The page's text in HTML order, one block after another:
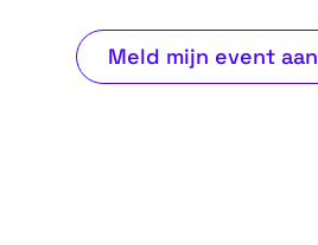
Meld mijn event aan